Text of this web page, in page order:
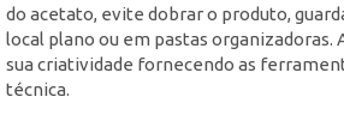
do acetato, evite dobrar o produto,
local plano ou em pastas organizadoras.
sua criatividade fornecendo as
técnica.